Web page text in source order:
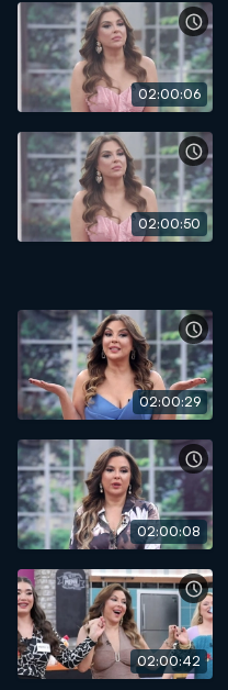
02:00:06
02:00:50
02:00:29
02:00:08
02:00:42